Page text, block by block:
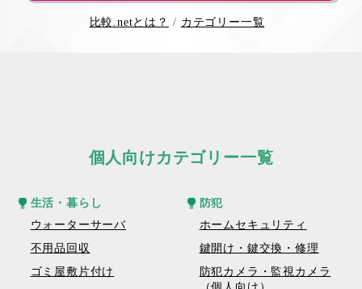
比較.netとは？ カテゴリー一覧
個人向けカテゴリー一覧
生活・暮らし
ウォーターサーバ
不用品回収
ゴミ屋敷片付け
防犯
ホームセキュリティ
鍵開け・鍵交換・修理
防犯カメラ・監視カメラ